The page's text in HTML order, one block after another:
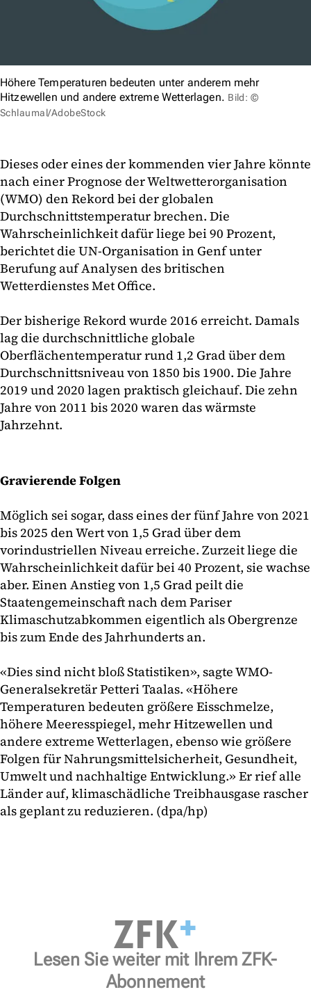
Höhere Temperaturen bedeuten unter anderem mehr
Hitzewellen und andere extreme Wetterlagen. Bild: ©
Schlaumal/AdobeStock
Dieses oder eines der kommenden vier Jahre könnte
nach einer Prognose der Weltwetterorganisation
(WMO) den Rekord bei der globalen
Durchschnittstemperatur brechen. Die
Wahrscheinlichkeit dafür liege bei 90 Prozent,
berichtet die UN-Organisation in Genf unter
Berufung auf Analysen des britischen
Wetterdienstes Met Office.
Der bisherige Rekord wurde 2016 erreicht. Damals
lag die durchschnittliche globale
Oberflächentemperatur rund 1,2 Grad über dem
Durchschnittsniveau von 1850 bis 1900. Die Jahre
2019 und 2020 lagen praktisch gleichauf. Die zehn
Jahre von 2011 bis 2020 waren das wärmste
Jahrzehnt.
Gravierende Folgen
Möglich sei sogar, dass eines der fünf Jahre von 2021
bis 2025 den Wert von 1,5 Grad über dem
vorindustriellen Niveau erreiche. Zurzeit liege die
Wahrscheinlichkeit dafür bei 40 Prozent, sie wachse
aber. Einen Anstieg von 1,5 Grad peilt die
Staatengemeinschaft nach dem Pariser
Klimaschutzabkommen eigentlich als Obergrenze
bis zum Ende des Jahrhunderts an.
«Dies sind nicht bloß Statistiken», sagte WMO-
Generalsekretär Petteri Taalas. «Höhere
Temperaturen bedeuten größere Eisschmelze,
höhere Meeresspiegel, mehr Hitzewellen und
andere extreme Wetterlagen, ebenso wie größere
Folgen für Nahrungsmittelsicherheit, Gesundheit,
Umwelt und nachhaltige Entwicklung.» Er rief alle
Länder auf, klimaschädliche Treibhausgase rascher
als geplant zu reduzieren. (dpa/hp)
Lesen Sie weiter mit Ihrem ZFK-
Abonnement